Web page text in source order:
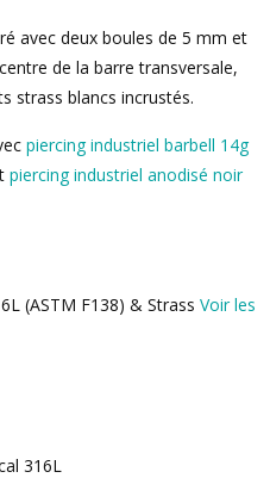
avec deux boules de 5 mm et
de la barre transversale,
strass blancs incrustés.
piercing industriel barbell 14g
piercing industriel anodisé noir
(ASTM F138) & Strass Voir les
316L